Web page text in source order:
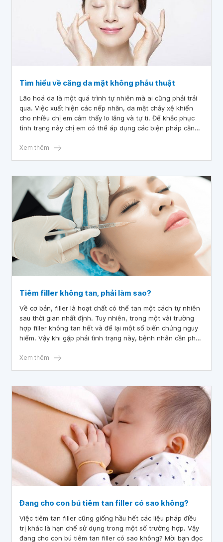
Tìm hiểu về căng da mặt không phẫu thuật
Lão hoá da là một quá trình tự nhiên mà ai cũng phải trải
qua. Việc xuất hiện các nếp nhăn, da mặt chảy xệ khiến
cho nhiều chị em cảm thấy lo lắng và tự ti. Để khắc phục
tình trạng này chị em có thể áp dụng các biện pháp căng
căng da mặt không phẫu thuật qua bài viết dưới đây.
Xem thêm
Tiêm filler không tan, phải làm sao?
Về cơ bản, filler là hoạt chất có thể tan một cách tự nhiên
sau thời gian nhất định. Tuy nhiên, trong một vài trường
hợp filler không tan hết và để lại một số biến chứng nguy
hiểm. Vậy khi gặp phải tình trạng này, bệnh nhân cần phải
Xem thêm
Đang cho con bú tiêm tan filler có sao không?
Việc tiêm tan filler cũng giống hầu hết các liệu pháp điều
trị khác là hạn chế sử dụng trong một số trường hợp. Vậy
đang cho con bú tiêm tan filler có sao không? Mời bạn đọc